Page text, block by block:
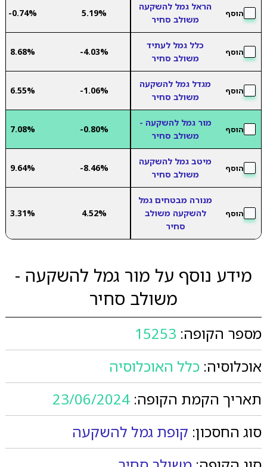
הוסף
הראל גמל להשקעה
משולב סחיר
5.19%
-0.74%
הוסף
כלל גמל לעתיד
משולב סחיר
-4.03%
8.68%
הוסף
מגדל גמל להשקעה
משולב סחיר
-1.06%
6.55%
הוסף
מור גמל להשקעה -
משולב סחיר
-0.80%
7.08%
הוסף
מיטב גמל להשקעה
משולב סחיר
-8.46%
9.64%
הוסף
מנורה מבטחים גמל
להשקעה משולב
סחיר
4.52%
3.31%
מידע נוסף על מור גמל להשקעה -
משולב סחיר
מספר הקופה: 15253
אוכלוסיה: כלל האוכלוסיה
תאריך הקמת הקופה: 23/06/2024
סוג החסכון: קופת גמל להשקעה